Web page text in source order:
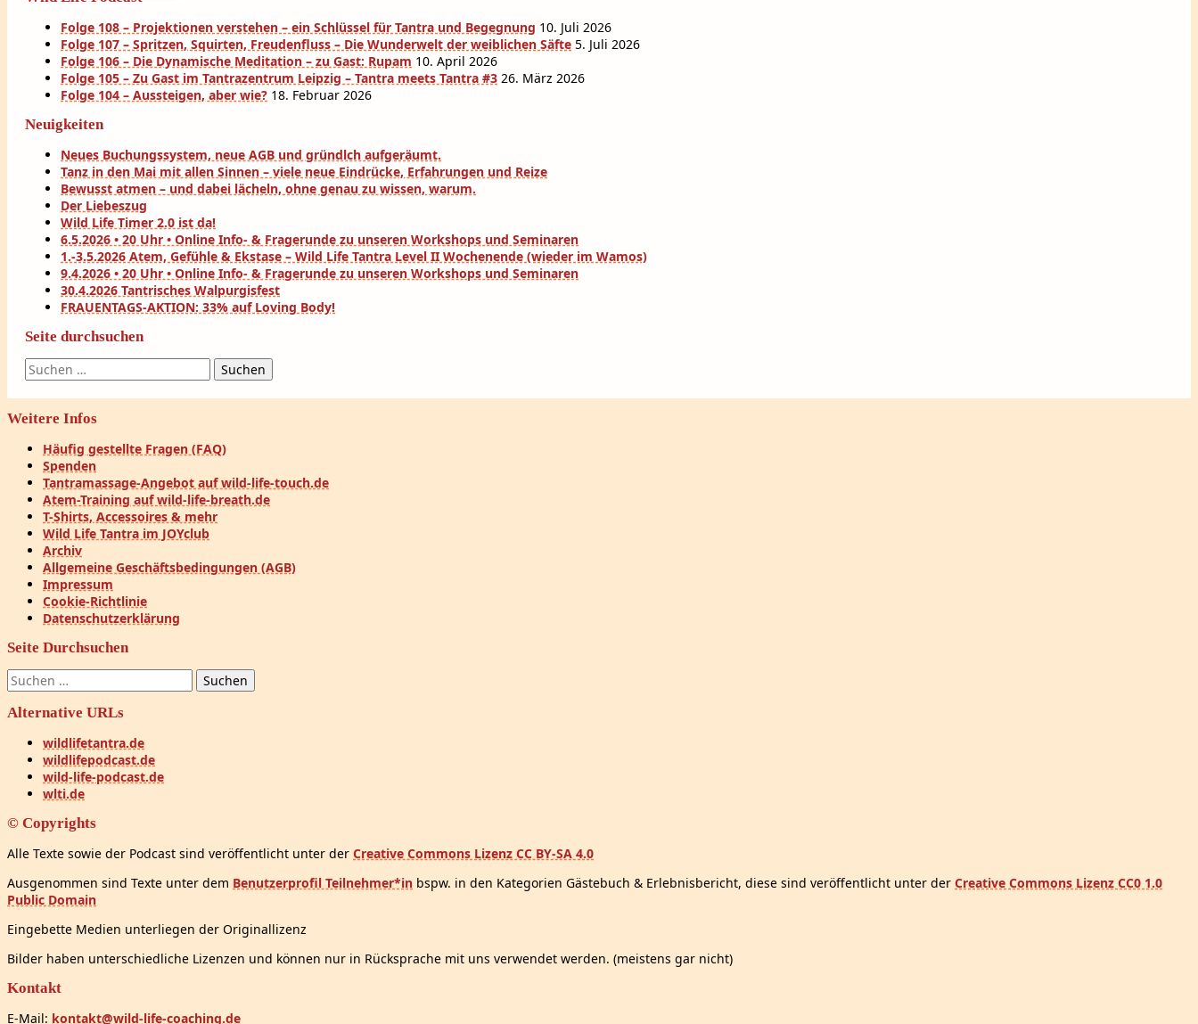
Folge 108 – Projektionen verstehen – ein Schlüssel für Tantra und Begegnung 10. Juli 2026
Folge 107 – Spritzen, Squirten, Freudenfluss – Die Wunderwelt der weiblichen Säfte 5. Juli 2026
Folge 106 – Die Dynamische Meditation – zu Gast: Rupam 10. April 2026
Folge 105 – Zu Gast im Tantrazentrum Leipzig – Tantra meets Tantra #3 26. März 2026
Folge 104 – Aussteigen, aber wie? 18. Februar 2026
Neuigkeiten
Neues Buchungssystem, neue AGB und gründlch aufgeräumt.
Tanz in den Mai mit allen Sinnen – viele neue Eindrücke, Erfahrungen und Reize
Bewusst atmen – und dabei lächeln, ohne genau zu wissen, warum.
Der Liebeszug
Wild Life Timer 2.0 ist da!
6.5.2026 • 20 Uhr • Online Info- & Fragerunde zu unseren Workshops und Seminaren
1.-3.5.2026 Atem, Gefühle & Ekstase – Wild Life Tantra Level II Wochenende (wieder im Wamos)
9.4.2026 • 20 Uhr • Online Info- & Fragerunde zu unseren Workshops und Seminaren
30.4.2026 Tantrisches Walpurgisfest
FRAUENTAGS-AKTION: 33% auf Loving Body!
Seite durchsuchen
Suchen
nach:
Weitere Infos
Häufig gestellte Fragen (FAQ)
Spenden
Tantramassage-Angebot auf wild-life-touch.de
Atem-Training auf wild-life-breath.de
T-Shirts, Accessoires & mehr
Wild Life Tantra im JOYclub
Archiv
Allgemeine Geschäftsbedingungen (AGB)
Impressum
Cookie-Richtlinie
Datenschutzerklärung
Seite Durchsuchen
Suchen
nach:
Alternative URLs
wildlifetantra.de
wildlifepodcast.de
wild-life-podcast.de
wlti.de
© Copyrights
Alle Texte sowie der Podcast sind veröffentlicht unter der Creative Commons Lizenz CC BY-SA 4.0
Ausgenommen sind Texte unter dem Benutzerprofil Teilnehmer*in bspw. in den Kategorien Gästebuch & Erlebnisbericht, diese sind veröffentlicht unter der Creative Commons Lizenz CC0 1.0
Public Domain
Eingebette Medien unterliegen der Originallizenz
Bilder haben unterschiedliche Lizenzen und können nur in Rücksprache mit uns verwendet werden. (meistens gar nicht)
Kontakt
E-Mail: kontakt@wild-life-coaching.de